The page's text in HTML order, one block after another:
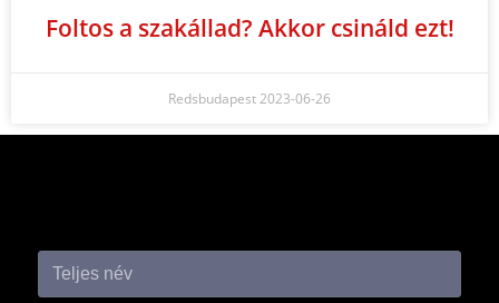
Foltos a szakállad? Akkor csináld ezt!
Redsbudapest2023-06-26